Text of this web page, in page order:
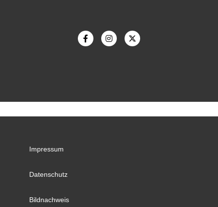
Impressum
Datenschutz
Bildnachweis